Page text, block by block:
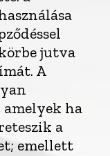
jutva
A
ha
a
emellett